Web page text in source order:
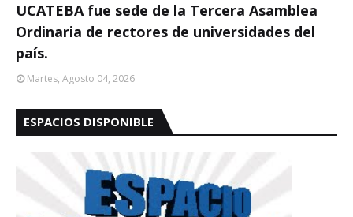
UCATEBA fue sede de la Tercera Asamblea
Ordinaria de rectores de universidades del
país.
Martes, Agosto 04, 2026
ESPACIOS DISPONIBLE